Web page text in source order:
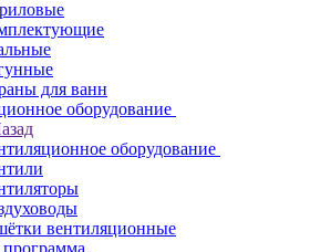
для ванн
оборудование
оборудование
вентиляционные